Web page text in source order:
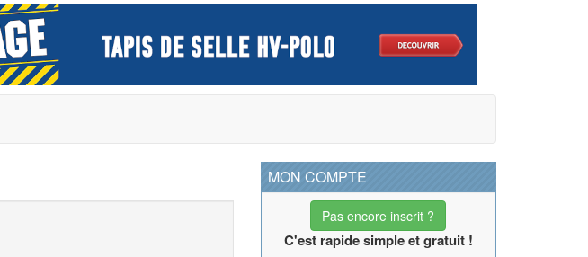
MON COMPTE
Pas encore inscrit ?
C'est rapide simple et gratuit !